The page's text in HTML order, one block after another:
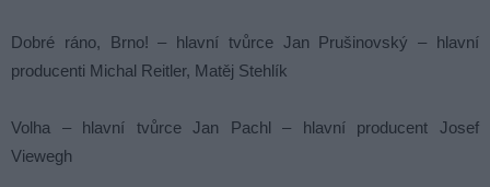
Dobré ráno, Brno! – hlavní tvůrce Jan Prušinovský – hlavní
producenti Michal Reitler, Matěj Stehlík
Volha – hlavní tvůrce Jan Pachl – hlavní producent Josef
Viewegh